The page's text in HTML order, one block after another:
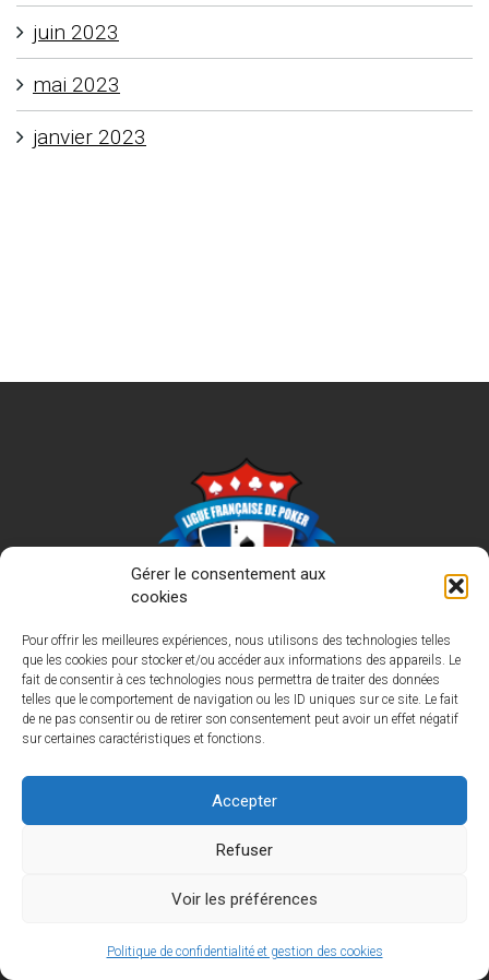
Gérer le consentement aux
cookies
Pour offrir les meilleures expériences, nous utilisons des technologies telles
que les cookies pour stocker et/ou accéder aux informations des appareils. Le
fait de consentir à ces technologies nous permettra de traiter des données
telles que le comportement de navigation ou les ID uniques sur ce site. Le fait
de ne pas consentir ou de retirer son consentement peut avoir un effet négatif
sur certaines caractéristiques et fonctions.
Accepter
Refuser
Voir les préférences
Politique de confidentialité et gestion des cookies
juin 2023
mai 2023
janvier 2023
Adhérer à la LFP
Créer un club de poker
Interdiction de jeux
Mentions légales
Politique de confidentialité
Charte des Clubs de Poker Associatifs
Retrouvez-nous sur Facebook